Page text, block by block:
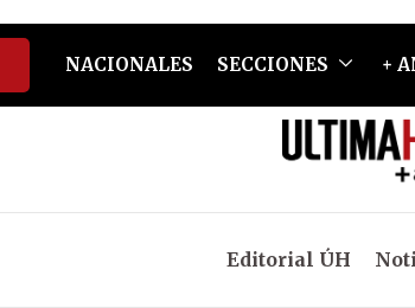
NACIONALES SECCIONES +
Editorial ÚH